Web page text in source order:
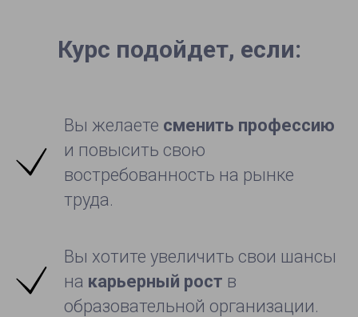
Курс подойдет, если:
Вы желаете сменить профессию
и повысить свою
востребованность на рынке
труда.
Вы хотите увеличить свои шансы
на карьерный рост в
образовательной организации.